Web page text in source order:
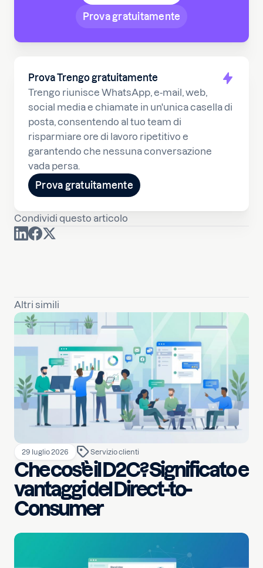
Prova Trengo gratuitamente
Trengo riunisce WhatsApp, e-mail, web,
social media e chiamate in un'unica casella di
posta, consentendo al tuo team di
risparmiare ore di lavoro ripetitivo e
garantendo che nessuna conversazione
vada persa.
Prova gratuitamente
Condividi questo articolo
Prova gratuitamente
Altri simili
29 luglio 2026 Servizio clienti
Che cos’è il D2C? Significato e
vantaggi del Direct-to-
Consumer